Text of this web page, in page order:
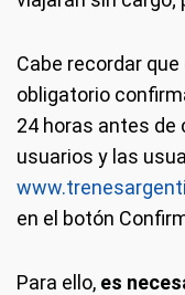
Cabe recordar
obligatorio
24 horas antes de
usuarios y las
en el botón
Para ello, es